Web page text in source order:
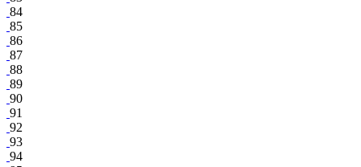
84
85
86
87
88
89
90
91
92
93
94